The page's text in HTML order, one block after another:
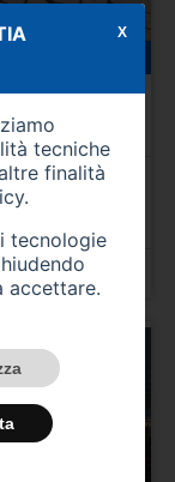
Plus
€ Spese
tecniche
finalità
.
tecnologie
accettare.
X